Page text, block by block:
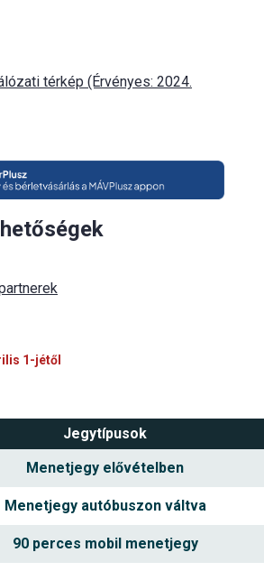
térkép (Érvényes: 2024.
1-jétől
Jegytípusok
Menetjegy elővételben
Menetjegy autóbuszon váltva
90 perces mobil menetjegy